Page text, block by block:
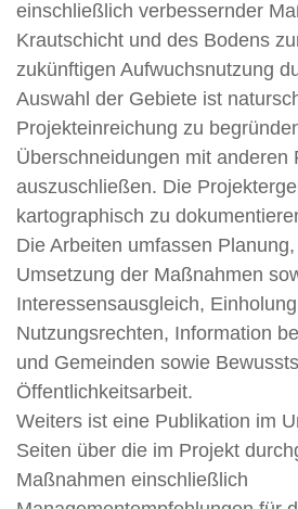
einschließlich verbessernder
Krautschicht und des Bodens
zukünftigen Aufwuchsnutzung
Auswahl der Gebiete ist
Projekteinreichung zu
Überschneidungen mit anderen
auszuschließen. Die
kartographisch zu
Die Arbeiten umfassen
Umsetzung der Maßnahmen
Interessensausgleich,
Nutzungsrechten, Information
und Gemeinden sowie
Öffentlichkeitsarbeit.
Weiters ist eine Publikation im
Seiten über die im Projekt
Maßnahmen einschließlich